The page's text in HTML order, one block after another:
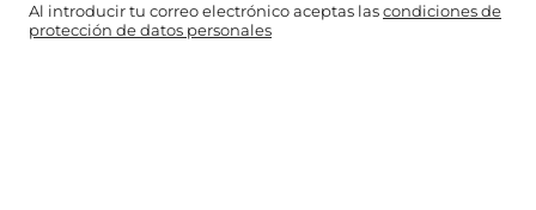
Al introducir tu correo electrónico aceptas lascondiciones de
protección de datos personales